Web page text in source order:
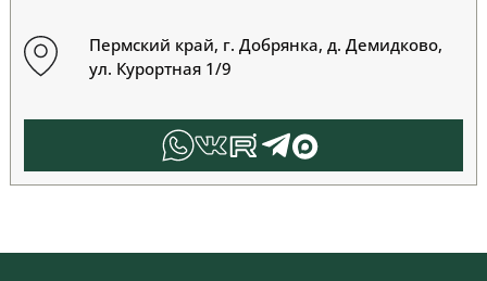
Пермский край, г. Добрянка, д. Демидково,
ул. Курортная 1/9